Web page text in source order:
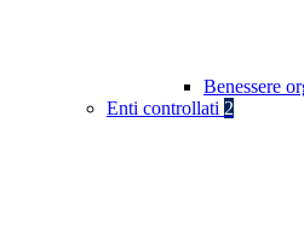
Benessere
Enti controllati 2